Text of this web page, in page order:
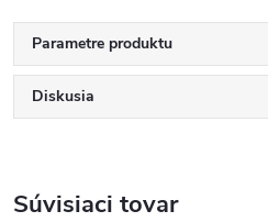
Parametre produktu
Diskusia
Súvisiaci tovar